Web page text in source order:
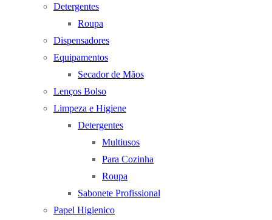
Detergentes
Roupa
Dispensadores
Equipamentos
Secador de Mãos
Lenços Bolso
Limpeza e Higiene
Detergentes
Multiusos
Para Cozinha
Roupa
Sabonete Profissional
Papel Higienico